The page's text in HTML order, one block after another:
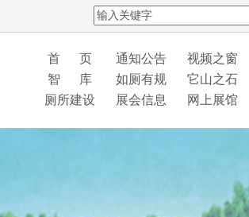
首 页 通知公告 视频之窗
智 库
如厕有规 它山之石
厕所建设
展会信息 网上展馆